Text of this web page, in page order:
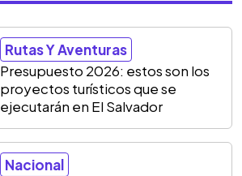
Rutas Y Aventuras
Presupuesto 2026: estos son los
proyectos turísticos que se
ejecutarán en El Salvador
Nacional